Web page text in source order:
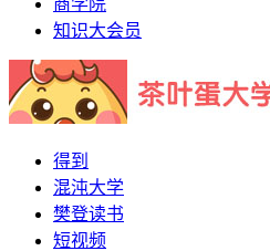
商学院
知识大会员
得到
混沌大学
樊登读书
短视频